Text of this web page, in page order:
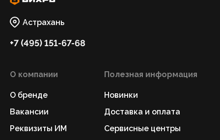
Астрахань
+7 (495) 151-67-68
О компании
О бренде
Вакансии
Реквизиты ИМ
Полезная информация
Новинки
Доставка и оплата
Сервисные центры